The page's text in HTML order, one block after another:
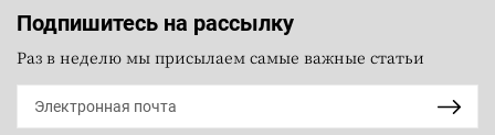
Подпишитесь на рассылку
Раз в неделю мы присылаем самые важные статьи